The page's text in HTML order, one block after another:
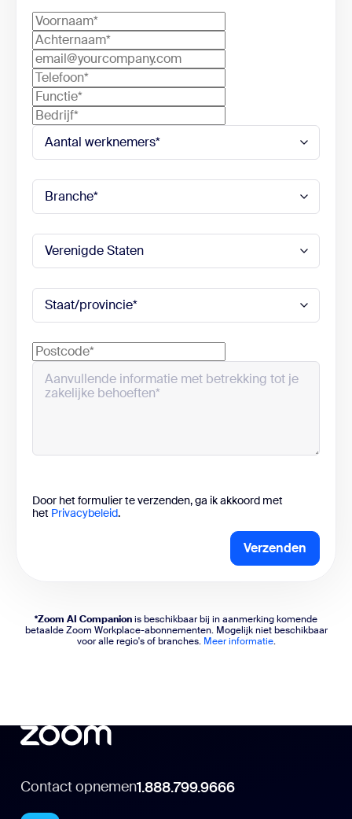
Door het formulier te verzenden, ga ik akkoord met
het Privacybeleid.
Verzenden
*Zoom AI Companionis beschikbaar bij in aanmerking komende
betaalde Zoom Workplace-abonnementen. Mogelijk niet beschikbaar
voor alle regio's of branches. Meer informatie.
Contact opnemen1.888.799.9666